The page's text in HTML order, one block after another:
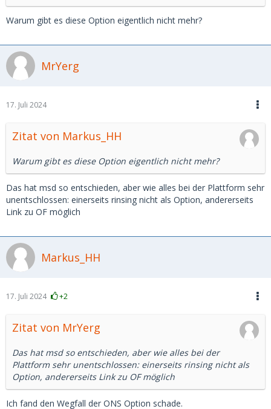
Warum gibt es diese Option eigentlich nicht mehr?
MrYerg
17. Juli 2024
Zitat von Markus_HH
Warum gibt es diese Option eigentlich nicht mehr?
Das hat msd so entschieden, aber wie alles bei der Plattform sehr
unentschlossen: einerseits rinsing nicht als Option, andererseits
Link zu OF möglich
Markus_HH
17. Juli 2024 +2
Zitat von MrYerg
Das hat msd so entschieden, aber wie alles bei der
Plattform sehr unentschlossen: einerseits rinsing nicht als
Option, andererseits Link zu OF möglich
Ich fand den Wegfall der ONS Option schade.